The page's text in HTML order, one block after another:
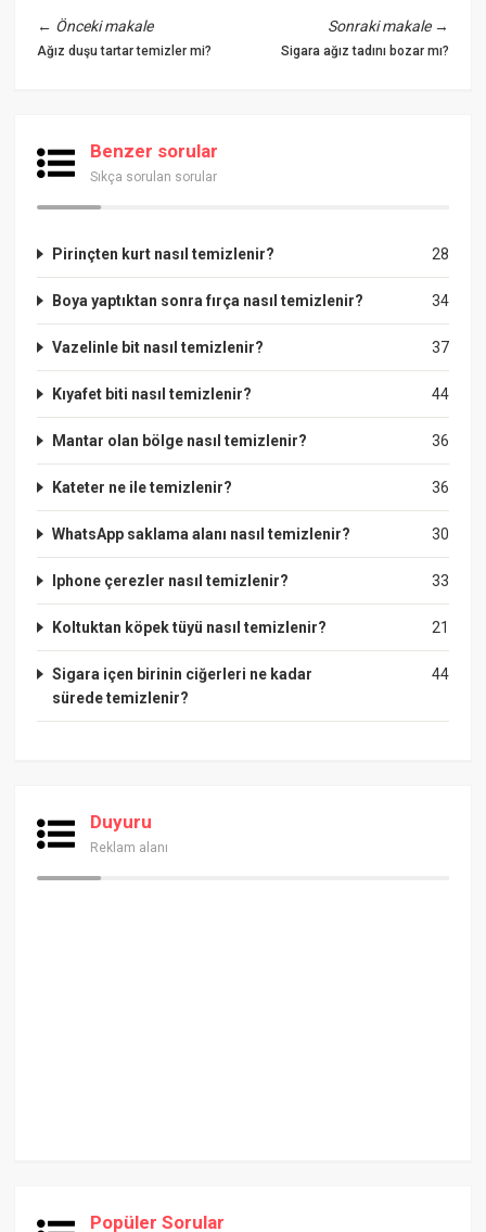
← Önceki makale
Ağız duşu tartar temizler mi?
Sonraki makale→
Sigara ağız tadını bozar mı?
Benzer sorular
Sıkça sorulan sorular
28
Pirinçten kurt nasıl temizlenir?
34
Boya yaptıktan sonra fırça nasıl temizlenir?
37
Vazelinle bit nasıl temizlenir?
44
Kıyafet biti nasıl temizlenir?
36
Mantar olan bölge nasıl temizlenir?
36
Kateter ne ile temizlenir?
30
WhatsApp saklama alanı nasıl temizlenir?
33
Iphone çerezler nasıl temizlenir?
21
Koltuktan köpek tüyü nasıl temizlenir?
44
Sigara içen birinin ciğerleri ne kadar
sürede temizlenir?
Duyuru
Reklam alanı
Popüler Sorular